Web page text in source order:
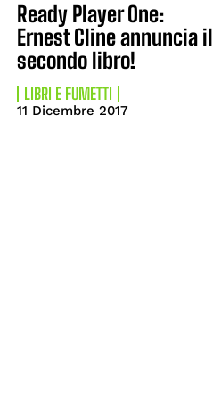
Ready Player One:
Ernest Cline annuncia il
secondo libro!
LIBRI E FUMETTI
11 Dicembre 2017